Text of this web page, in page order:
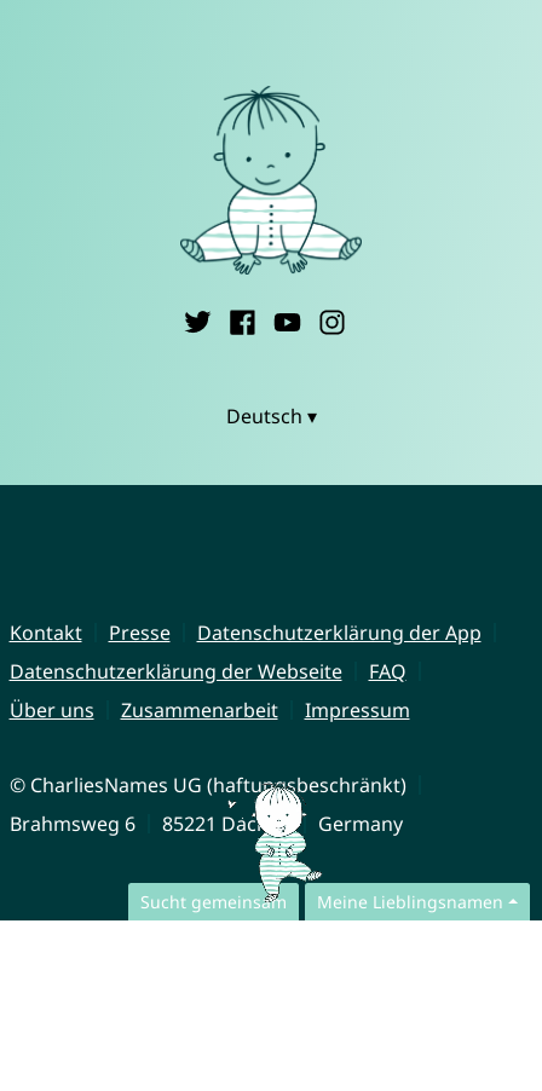
Sucht gemeinsam Meine Lieblingsnamen
Deutsch ▾
Kontakt Presse
Datenschutzerklärung der App
Datenschutzerklärung der Webseite
FAQ
Über uns
Zusammenarbeit Impressum
© CharliesNames UG (haftungsbeschränkt)
Brahmsweg 6
85221 Dachau Germany